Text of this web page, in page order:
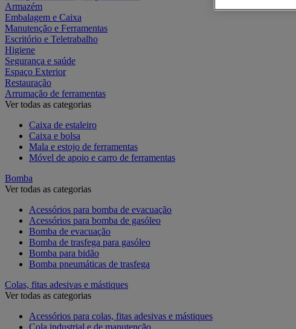
Armazém
Embalagem e Caixa
Manutenção e Ferramentas
Escritório e Teletrabalho
Higiene
Segurança e saúde
Espaço Exterior
Restauração
Arrumação de ferramentas
Ver todas as categorias
Caixa de estaleiro
Caixa e bolsa
Mala e estojo de ferramentas
Móvel de apoio e carro de ferramentas
Bomba
Ver todas as categorias
Acessórios para bomba de evacuação
Acessórios para bomba de gasóleo
Bomba de evacuação
Bomba de trasfega para gasóleo
Bomba para bidão
Bomba pneumáticas de trasfega
Colas, fitas adesivas e mástiques
Ver todas as categorias
Acessórios para colas, fitas adesivas e mástiques
Cola industrial e de manutenção